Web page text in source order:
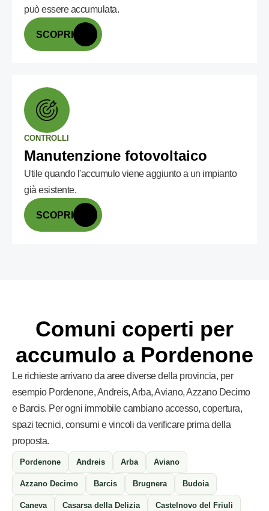
può essere accumulata.
SCOPRI
CONTROLLI
Manutenzione fotovoltaico
Utile quando l'accumulo viene aggiunto a un impianto
già esistente.
SCOPRI
Comuni coperti per
accumulo a Pordenone
Le richieste arrivano da aree diverse della provincia, per
esempio Pordenone, Andreis, Arba, Aviano, Azzano Decimo
e Barcis. Per ogni immobile cambiano accesso, copertura,
spazi tecnici, consumi e vincoli da verificare prima della
proposta.
Pordenone Andreis Arba Aviano
Azzano Decimo Barcis Brugnera Budoia
Caneva Casarsa della Delizia Castelnovo del Friuli